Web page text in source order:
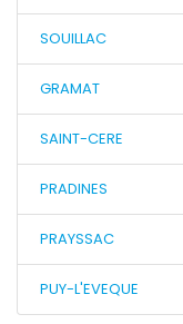
SOUILLAC
GRAMAT
SAINT-CERE
PRADINES
PRAYSSAC
PUY-L'EVEQUE